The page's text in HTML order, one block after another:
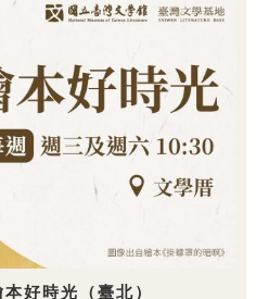
好時光（臺北）